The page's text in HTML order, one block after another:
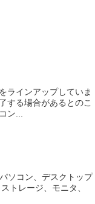
ラインアップしていま
する場合があるとのこ
ン...
ソコン、デスクトップ
トレージ、モニタ、